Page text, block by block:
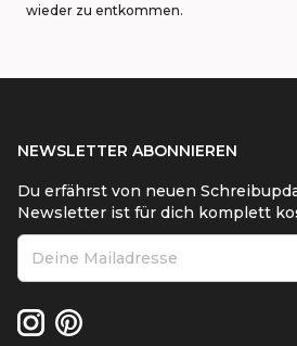
wieder zu entkommen.
NEWSLETTER ABONNIEREN
Du erfährst von neuen
Newsletter ist für dich komplett